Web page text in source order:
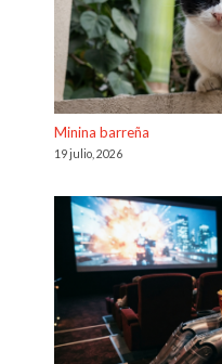
Minina barreña
19 julio, 2026